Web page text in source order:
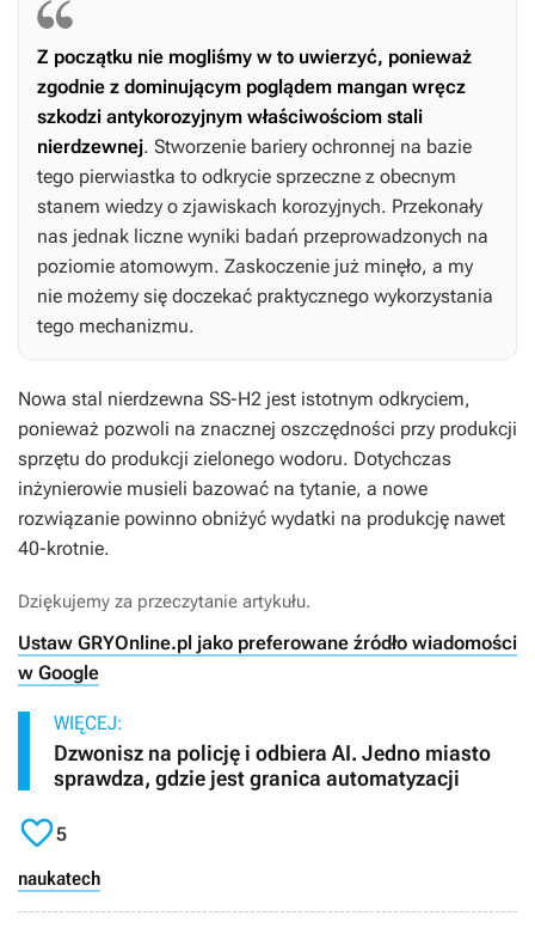
Z początku nie mogliśmy w to uwierzyć, ponieważ
zgodnie z dominującym poglądem mangan wręcz
szkodzi antykorozyjnym właściwościom stali
nierdzewnej. Stworzenie bariery ochronnej na bazie
tego pierwiastka to odkrycie sprzeczne z obecnym
stanem wiedzy o zjawiskach korozyjnych. Przekonały
nas jednak liczne wyniki badań przeprowadzonych na
poziomie atomowym. Zaskoczenie już minęło, a my
nie możemy się doczekać praktycznego wykorzystania
tego mechanizmu.
Nowa stal nierdzewna SS-H2 jest istotnym odkryciem,
ponieważ pozwoli na znacznej oszczędności przy produkcji
sprzętu do produkcji zielonego wodoru. Dotychczas
inżynierowie musieli bazować na tytanie, a nowe
rozwiązanie powinno obniżyć wydatki na produkcję nawet
40-krotnie.
Dziękujemy za przeczytanie artykułu.
Ustaw GRYOnline.pl jako preferowane źródło wiadomości
w Google
WIĘCEJ:
Dzwonisz na policję i odbiera AI. Jedno miasto
sprawdza, gdzie jest granica automatyzacji
5
naukatech